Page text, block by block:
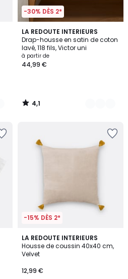
-30% DÈS 2*
LA REDOUTE INTERIEURS
Drap-housse en satin de coton
lavé, 118 fils, Victor uni
à partir de
44,99 €
4,1
/ 5
10
Couleurs
4,1
/
-15% DÈS 2*
LA REDOUTE INTERIEURS
Housse de coussin 40x40 cm,
Velvet
12,99 €
4,6
/ 5
10
Couleurs